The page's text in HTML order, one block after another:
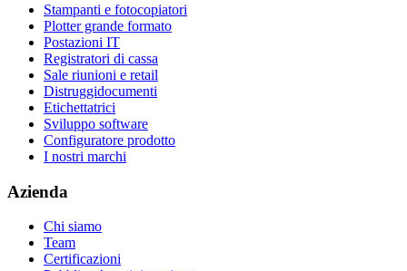
Stampanti e fotocopiatori
Plotter grande formato
Postazioni IT
Registratori di cassa
Sale riunioni e retail
Distruggidocumenti
Etichettatrici
Sviluppo software
Configuratore prodotto
I nostri marchi
Azienda
Chi siamo
Team
Certificazioni